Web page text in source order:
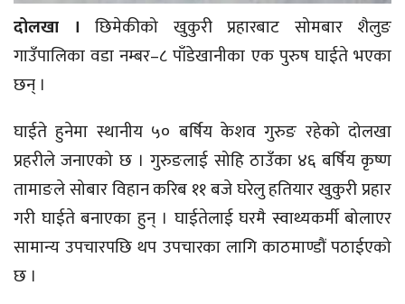
दोलखा । छिमेकीको खुकुरी प्रहारबाट सोमबार शैलुङ
गाउँपालिका वडा नम्बर–८ पाँडेखानीका एक पुरुष घाईते भएका
छन् ।
घाईते हुनेमा स्थानीय ५० बर्षिय केशव गुरुङ रहेको दोलखा
प्रहरीले जनाएको छ । गुरुङलाई सोहि ठाउँका ४६ बर्षिय कृष्ण
तामाङले सोबार विहान करिब ११ बजे घरेलु हतियार खुकुरी प्रहार
गरी घाईते बनाएका हुन् । घाईतेलाई घरमै स्वाथ्यकर्मी बोलाएर
सामान्य उपचारपछि थप उपचारका लागि काठमाण्डौं पठाईएको
छ ।